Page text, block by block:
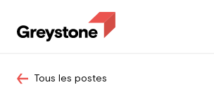
Jobs
Tous les postes